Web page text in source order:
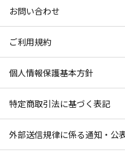
お問い合わせ
ご利用規約
個人情報保護基本方針
特定商取引法に基づく表記
外部送信規律に係る通知・公